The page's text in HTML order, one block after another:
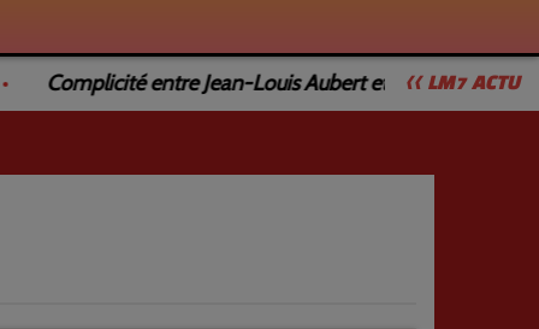
<< LM7 ACTU
Complicité entre Jean-Louis Aubert et Jean-Luc Caturla